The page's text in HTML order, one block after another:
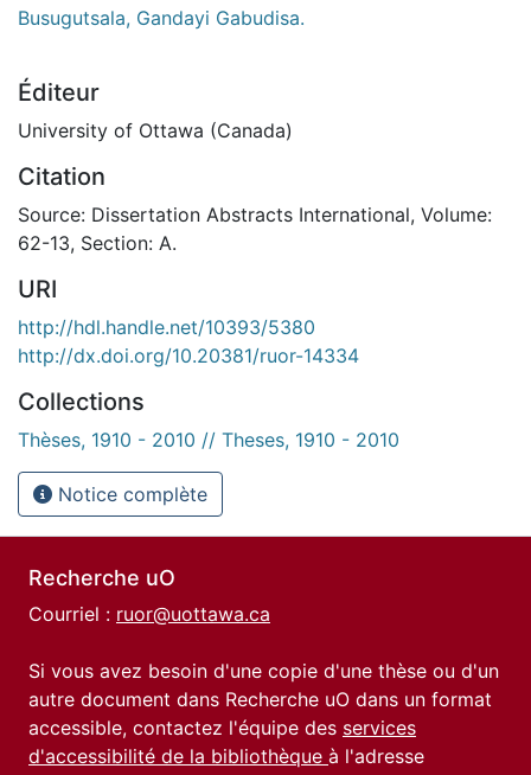
Busugutsala, Gandayi Gabudisa.
Éditeur
University of Ottawa (Canada)
Citation
Source: Dissertation Abstracts International, Volume:
62-13, Section: A.
URI
http://hdl.handle.net/10393/5380
http://dx.doi.org/10.20381/ruor-14334
Collections
Thèses, 1910 - 2010 // Theses, 1910 - 2010
Notice complète
Recherche uO
Courriel : ruor@uottawa.ca
Si vous avez besoin d'une copie d'une thèse ou d'un
autre document dans Recherche uO dans un format
accessible, contactez l'équipe des services
d'accessibilité de la bibliothèque à l'adresse